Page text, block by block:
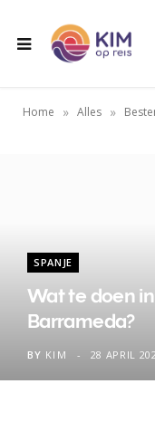
Home » Alles »
SPANJE
Wat te doen
Barrameda?
BY KIM 28 APRIL